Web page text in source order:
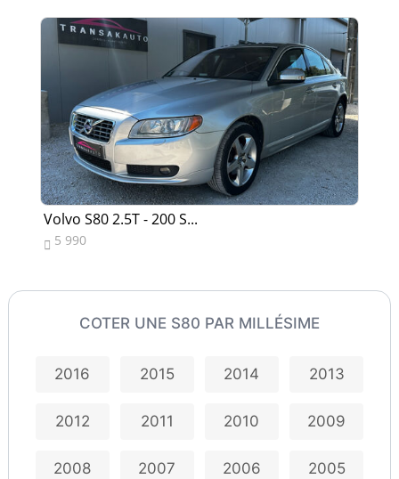
Volvo S80 2.5T - 200 S...
 5 990
COTER UNE S80 PAR MILLÉSIME
2016 2015 2014 2013
2012 2011 2010 2009
2008 2007 2006 2005